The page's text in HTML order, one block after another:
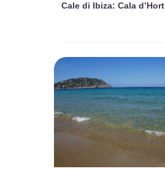
Cale di Ibiza: Cala d’Hort